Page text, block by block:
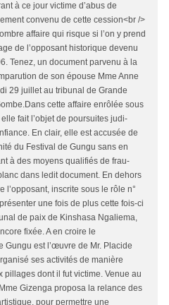
à ce jour victime d’abus de
convenu de cette cession<br />
affaire qui risque si l’on y prend
de l’opposant histori­que devenu
Tenez, un document parvenu à la
de son épouse Mme Anne
29 juillet au tribunal de Grande
cette affaire enrôlée sous
fait l’objet de poursuites judi­
En clair, elle est accusée de
du Festival de Gungu sans en
à des moyens qualifiés de frau­
dans ledit document. En dehors
l’op­posant, inscrite sous le rôle n°
une fois de plus cette fois-­ci
de paix de Kinshasa Ngaliema,
fixée. A en croire le
Gungu est l’œuvre de Mr. Placide
ses ac­tivités de manière
pillages dont il fut vic­time. Venue au
Gizenga proposa la relance des
pour permettre une